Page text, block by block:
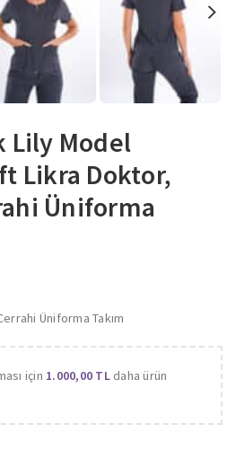
Lily Model
Likra Doktor,
Üniforma
Üniforma Takım
için 1.000,00 TLdaha ürün